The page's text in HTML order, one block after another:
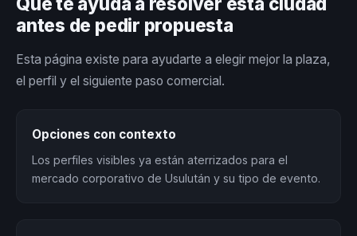
antes de pedir propuesta
Esta página existe para ayudarte a elegir mejor la plaza,
el perfil y el siguiente paso comercial.
Opciones con contexto
Los perfiles visibles ya están aterrizados para el
mercado corporativo de Usulután y su tipo de evento.